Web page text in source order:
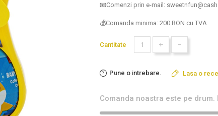
📧Comenzi prin e-mail:
💰Comanda minima: 200 RON cu TVA
Cantitate + -
Pune o intrebare. Lasa o
Comanda noastra este pe